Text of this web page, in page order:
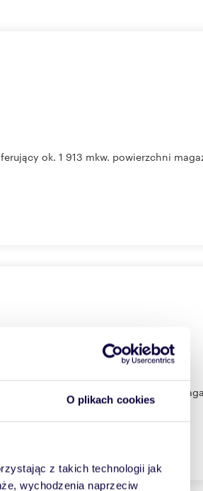
O plikach cookies
z takich technologii jak
wychodzenia naprzeciw
ok. 1 913 mkw. powierzchni
ok. 4 270 mkw. powierzchni